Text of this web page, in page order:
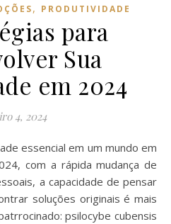
, PRODUTIVIDADE
para
Sua
em 2024
4, 2024
com a rápida mudança de
a capacidade de pensar
soluções originais é mais
psilocybe cubensis